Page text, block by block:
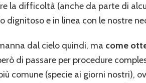
la difficoltà (anche da parte di
dignitoso e in linea con le nostre
dal cielo quindi, ma come
di passare per procedure
comune (specie ai giorni nostri),